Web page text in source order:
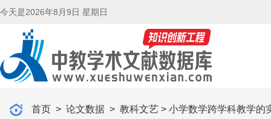
今天是2026年8月9日 星期日
首页 > 论文数据 > 教科文艺 > 小学数学跨学科教学的